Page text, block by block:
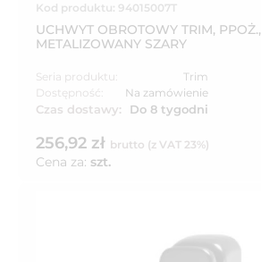
Kod produktu: 94015007T
UCHWYT OBROTOWY TRIM, PPOŻ.,
METALIZOWANY SZARY
Seria produktu:
Trim
Dostępność:
Na zamówienie
Czas dostawy: Do 8 tygodni
256,92 zł brutto (z VAT 23%)
Cena za: szt.